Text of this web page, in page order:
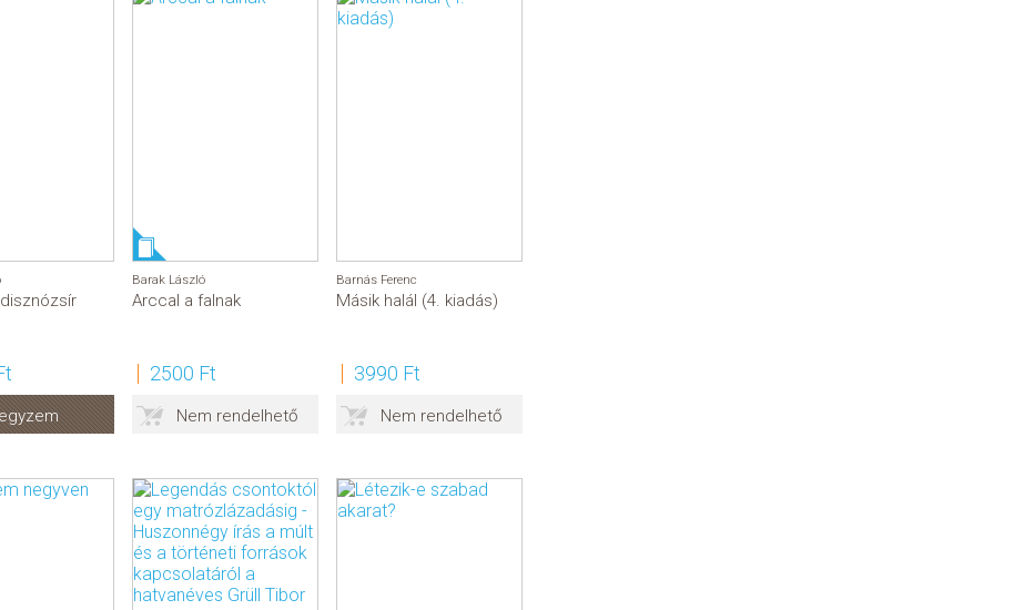
Barak László
Arccal a falnak
2500 Ft
Nem rendelhető
Barnás Ferenc
Másik halál (4. kiadás)
3990 Ft
Nem rendelhető